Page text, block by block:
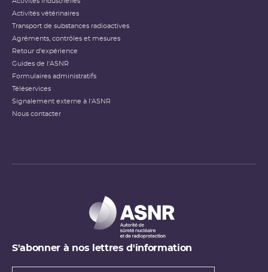
Activités vétérinaires
Transport de substances radioactives
Agréments, contrôles et mesures
Retour d'expérience
Guides de l'ASNR
Formulaires administratifs
Téléservices
Signalement externe à l'ASNR
Nous contacter
S'abonner à nos lettres d'information
Types de